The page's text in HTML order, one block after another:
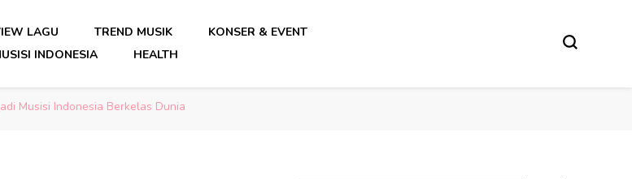
Indonesia Lengkap
Indonesia Lengkap
LAGU TREND MUSIK
KONSER & EVENT
INDONESIA
HEALTH
Musisi Indonesia Berkelas Dunia